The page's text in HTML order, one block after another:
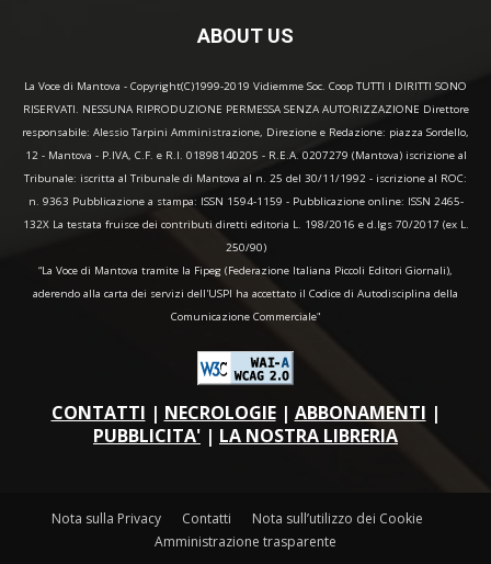
ABOUT US
La Voce di Mantova - Copyright(C)1999-2019 Vidiemme Soc. Coop TUTTI I DIRITTI SONO
RISERVATI. NESSUNA RIPRODUZIONE PERMESSA SENZA AUTORIZZAZIONE Direttore
responsabile: Alessio Tarpini Amministrazione, Direzione e Redazione: piazza Sordello,
12 - Mantova - P.IVA, C.F. e R.I. 01898140205 - R.E.A. 0207279 (Mantova) iscrizione al
Tribunale: iscritta al Tribunale di Mantova al n. 25 del 30/11/1992 - iscrizione al ROC:
n. 9363 Pubblicazione a stampa: ISSN 1594-1159 - Pubblicazione online: ISSN 2465-
132X La testata fruisce dei contributi diretti editoria L. 198/2016 e d.lgs 70/2017 (ex L.
250/90)
“La Voce di Mantova tramite la Fipeg (Federazione Italiana Piccoli Editori Giornali),
aderendo alla carta dei servizi dell'USPI ha accettato il Codice di Autodisciplina della
Comunicazione Commerciale"
CONTATTI | NECROLOGIE| ABBONAMENTI |
PUBBLICITA' | LA NOSTRA LIBRERIA
Nota sulla Privacy Contatti
Nota sull’utilizzo dei Cookie
Amministrazione trasparente